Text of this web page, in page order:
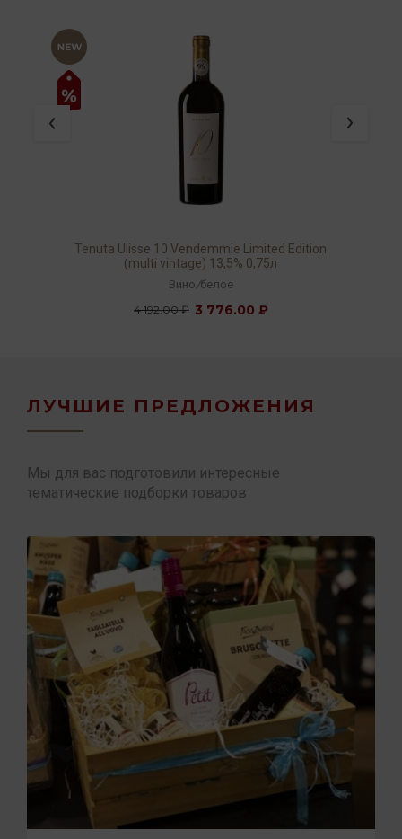
Tenuta Ulisse 10 Vendemmie Limited Edition
(multi vintage) 13,5% 0,75л
Вино /белое
4 192.00 ₽ 3 776.00 ₽
ЛУЧШИЕ ПРЕДЛОЖЕНИЯ
Мы для вас подготовили интересные
тематические подборки товаров